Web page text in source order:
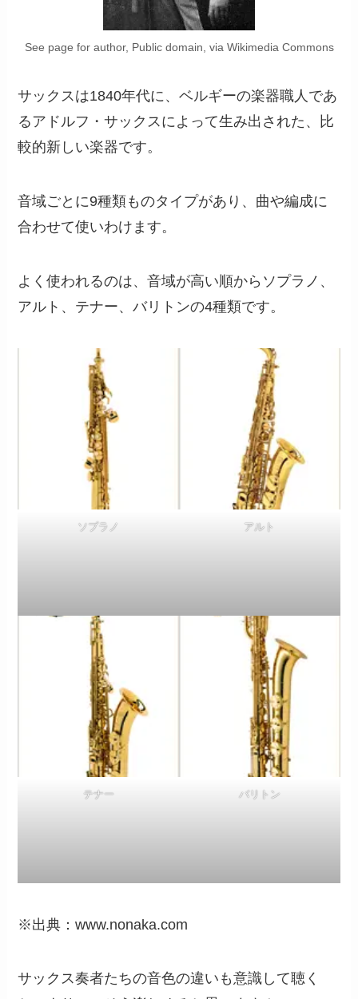
See page for author, Public domain, via Wikimedia Commons
サックスは1840年代に、ベルギーの楽器職人であ
るアドルフ・サックスによって生み出された、比
較的新しい楽器です。
音域ごとに9種類ものタイプがあり、曲や編成に
合わせて使いわけます。
よく使われるのは、音域が高い順からソプラノ、
アルト、テナー、バリトンの4種類です。
ソプラノ アルト
テナー バリトン
※出典：www.nonaka.com
サックス奏者たちの音色の違いも意識して聴く